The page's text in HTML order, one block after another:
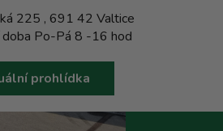
225 , 691 42 Valtice
doba Po-Pá 8 -16 hod
prohlídka